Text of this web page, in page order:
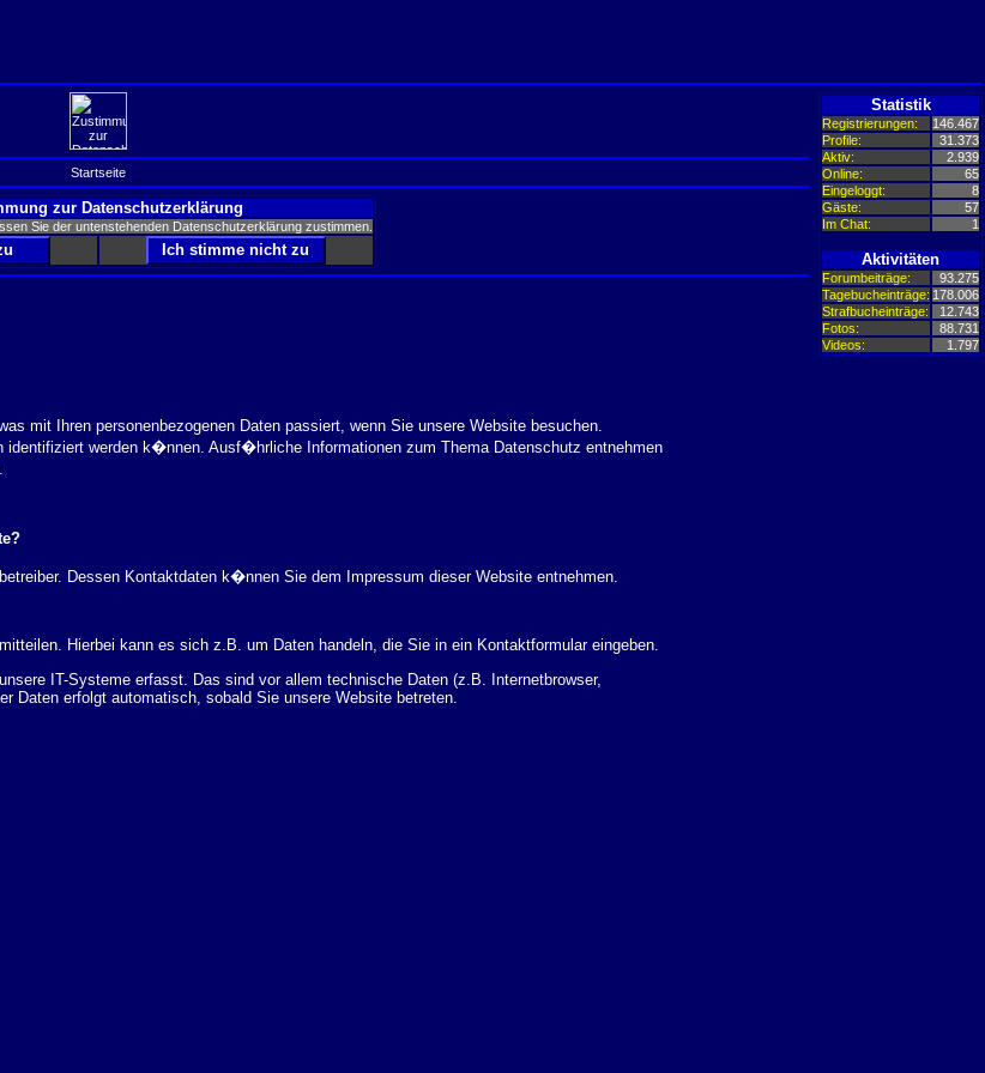
Startseite
zur Datenschutzerklärung
Sie der untenstehenden Datenschutzerklärung zustimmen.
mit Ihren personenbezogenen Daten passiert, wenn Sie unsere Website besuchen.
werden k�nnen. Ausf�hrliche Informationen zum Thema Datenschutz entnehmen
Dessen Kontaktdaten k�nnen Sie dem Impressum dieser Website entnehmen.
Hierbei kann es sich z.B. um Daten handeln, die Sie in ein Kontaktformular eingeben.
IT-Systeme erfasst. Das sind vor allem technische Daten (z.B. Internetbrowser,
Daten erfolgt automatisch, sobald Sie unsere Website betreten.
Statistik
Registrierungen:
146.467
Profile:
31.373
Aktiv:
2.939
Online:
65
Eingeloggt:
8
Gäste:
57
Im Chat:
1
Aktivitäten
Forumbeiträge:
93.275
Tagebucheinträge: 178.006
Strafbucheinträge:
12.743
Fotos:
88.731
Videos:
1.797